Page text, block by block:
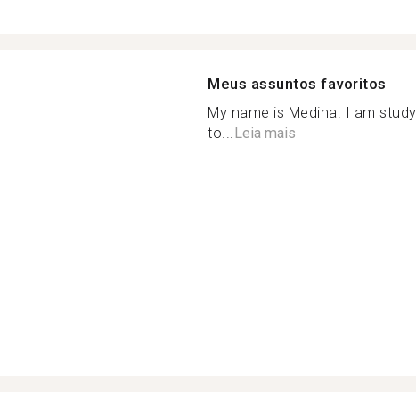
Meus assuntos favoritos
My name is Medina. I am
to...Leia mais